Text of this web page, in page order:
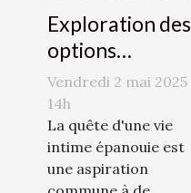
Exploration des
options
naturelles pour
augmenter le
désir sexuel
Vendredi 2 mai 2025
14h
La quête d'une vie
intime épanouie est
une aspiration